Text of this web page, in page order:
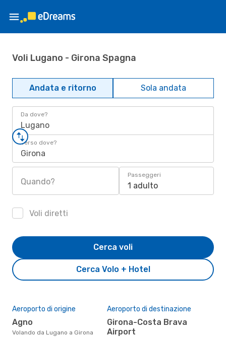
Voli Lugano - Girona Spagna
Andata e ritorno Sola andata
Da dove?
Lugano
Verso dove?
Girona
Quando?
Passeggeri
1 adulto
Voli diretti
Cerca Volo + Hotel
Cerca voli
Aeroporto di origine
Agno
Volando da Lugano a Girona
Aeroporto di destinazione
Girona-Costa Brava
Airport